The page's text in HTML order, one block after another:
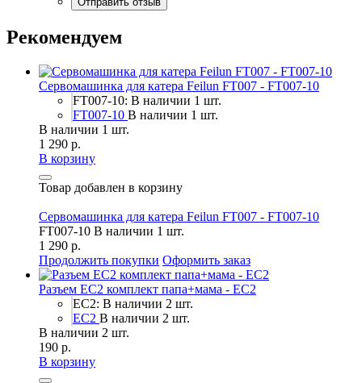
Рекомендуем
Сервомашинка для катера Feilun FT007 - FT007-10
FT007-10: В наличии 1 шт.
FT007-10 В наличии 1 шт.
В наличии 1 шт.
1 290 р.
В корзину
Товар добавлен в корзину
Сервомашинка для катера Feilun FT007 - FT007-10
FT007-10 В наличии 1 шт.
1 290 р.
Продолжить покупки Оформить заказ
Разъем EC2 комплект папа+мама - EC2
EC2: В наличии 2 шт.
EC2 В наличии 2 шт.
В наличии 2 шт.
190 р.
В корзину